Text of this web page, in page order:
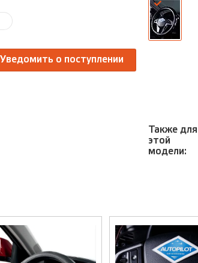
Уведомить о поступлении
Выберите
размер
Также для
этой
модели: